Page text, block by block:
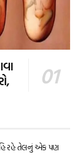
રહે તેલનું એક પણ